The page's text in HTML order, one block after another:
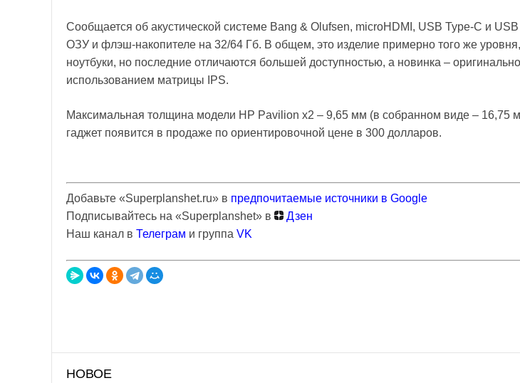
Сообщается об акустической системе Bang & Olufsen, microHDMI, USB Type-C и
ОЗУ и флэш-накопителе на 32/64 Гб. В общем, это изделие примерно того же
ноутбуки, но последние отличаются большей доступностью, а новинка –
использованием матрицы IPS.
Максимальная толщина модели HP Pavilion x2 – 9,65 мм (в собранном виде – 16,75
гаджет появится в продаже по ориентировочной цене в 300 долларов.
Добавьте «Superplanshet.ru» в предпочитаемые источники в Google
Подписывайтесь на «Superplanshet» в
Дзен
Наш канал в Телеграм и группа VK
НОВОЕ